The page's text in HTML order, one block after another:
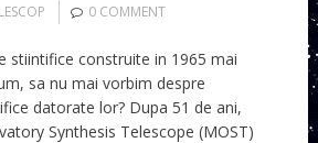
0 COMMENT
stiintifice construite in 1965 mai
sa nu mai vorbim despre
datorate lor? Dupa 51 de ani,
Synthesis Telescope (MOST)